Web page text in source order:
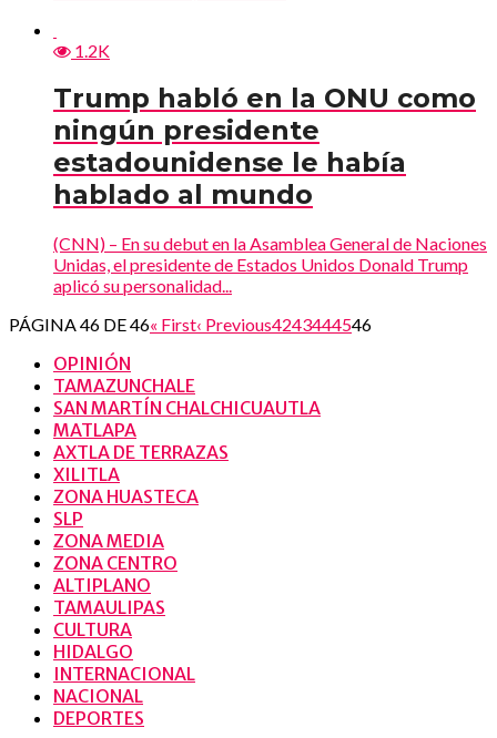
1.2K
Trump habló en la ONU como
ningún presidente
estadounidense le había
hablado al mundo
(CNN) – En su debut en la Asamblea General de Naciones
Unidas, el presidente de Estados Unidos Donald Trump
aplicó su personalidad...
PÁGINA 46 DE 46« First‹ Previous4243444546
OPINIÓN
TAMAZUNCHALE
SAN MARTÍN CHALCHICUAUTLA
MATLAPA
AXTLA DE TERRAZAS
XILITLA
ZONA HUASTECA
SLP
ZONA MEDIA
ZONA CENTRO
ALTIPLANO
TAMAULIPAS
CULTURA
HIDALGO
INTERNACIONAL
NACIONAL
DEPORTES